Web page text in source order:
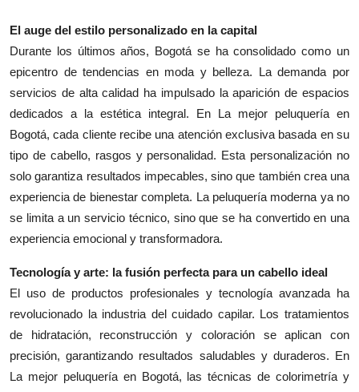
El auge del estilo personalizado en la capital
Durante los últimos años, Bogotá se ha consolidado como un
epicentro de tendencias en moda y belleza. La demanda por
servicios de alta calidad ha impulsado la aparición de espacios
dedicados a la estética integral. En La mejor peluquería en
Bogotá, cada cliente recibe una atención exclusiva basada en su
tipo de cabello, rasgos y personalidad. Esta personalización no
solo garantiza resultados impecables, sino que también crea una
experiencia de bienestar completa. La peluquería moderna ya no
se limita a un servicio técnico, sino que se ha convertido en una
experiencia emocional y transformadora.
Tecnología y arte: la fusión perfecta para un cabello ideal
El uso de productos profesionales y tecnología avanzada ha
revolucionado la industria del cuidado capilar. Los tratamientos
de hidratación, reconstrucción y coloración se aplican con
precisión, garantizando resultados saludables y duraderos. En
La mejor peluquería en Bogotá, las técnicas de colorimetría y